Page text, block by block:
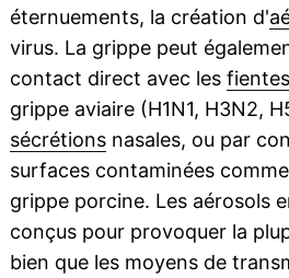
éternuements, la création d'
virus. La grippe peut
contact direct avec les fientes
grippe aviaire (H1N1, H3N2,
sécrétionsnasales, ou par
surfaces contaminées
grippe porcine. Les aérosols
conçus pour provoquer la
bien que les moyens de